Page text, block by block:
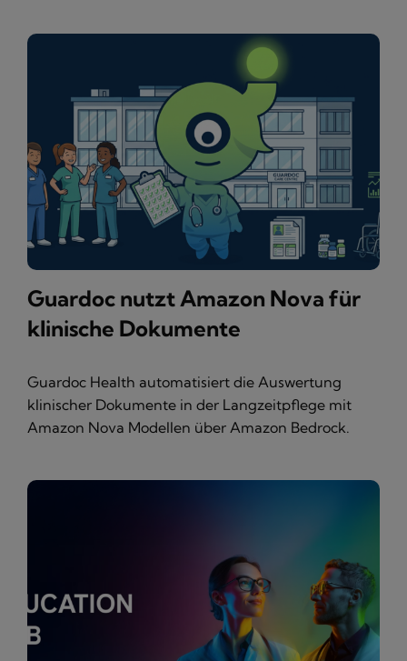
Guardoc nutzt Amazon Nova für
klinische Dokumente
Guardoc Health automatisiert die Auswertung
klinischer Dokumente in der Langzeitpflege mit
Amazon Nova Modellen über Amazon Bedrock.